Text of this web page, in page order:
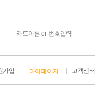
가입 고객센터
마이페이지